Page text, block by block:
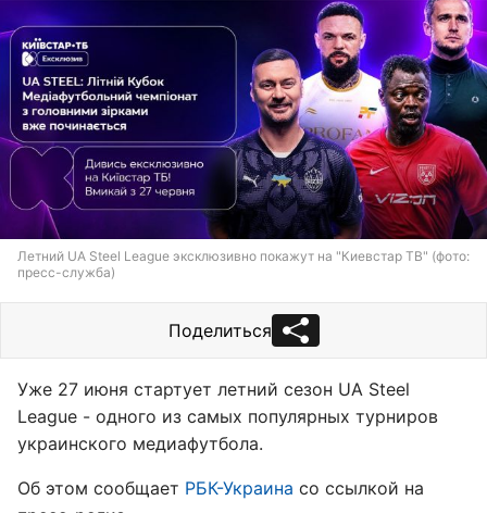
Летний UA Steel League эксклюзивно покажут на "Киевстар ТВ" (фото:
пресс-служба)
Поделиться
Уже 27 июня стартует летний сезон UA Steel
League - одного из самых популярных турниров
украинского медиафутбола.
Об этом сообщает РБК-Украина со ссылкой на